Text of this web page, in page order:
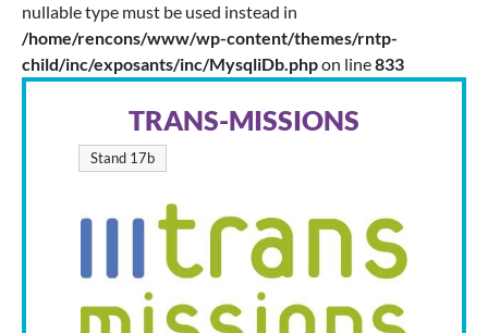
nullable type must be used instead in
/home/rencons/www/wp-content/themes/rntp-
child/inc/exposants/inc/MysqliDb.phpon line833
TRANS-MISSIONS
Stand 17b